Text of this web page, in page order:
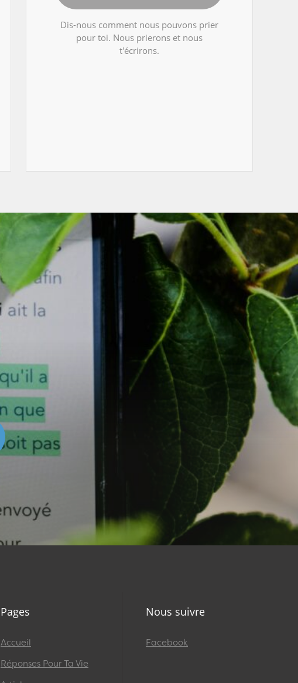
Dis-nous comment nous pouvons prier
pour toi. Nous prierons et nous
t'écrirons.
Pages
Accueil
Réponses Pour Ta Vie
Nous suivre
Facebook